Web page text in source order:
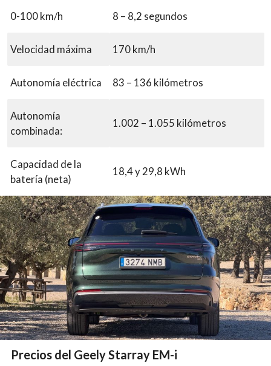
0-100 km/h 8 – 8,2 segundos
Velocidad máxima 170 km/h
Autonomía eléctrica 83 – 136 kilómetros
Autonomía
combinada:
1.002 – 1.055 kilómetros
Capacidad de la
batería (neta)
18,4 y 29,8 kWh
Precios del Geely Starray EM-i